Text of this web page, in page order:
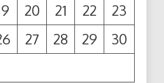
20 21 22
23
27 28 29
30